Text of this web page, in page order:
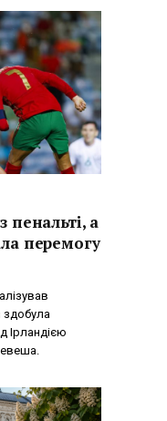
пенальті, а
перемогу
здобула
Ірландією